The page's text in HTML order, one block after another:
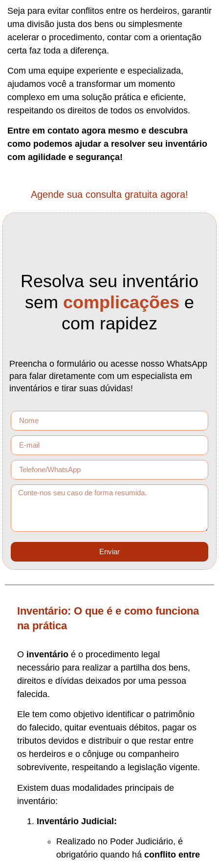
Seja para evitar conflitos entre os herdeiros, garantir
uma divisão justa dos bens ou simplesmente
acelerar o procedimento, contar com a orientação
certa faz toda a diferença.
Com uma equipe experiente e especializada,
ajudamos você a transformar um momento
complexo em uma solução prática e eficiente,
respeitando os direitos de todos os envolvidos.
Entre em contato agora mesmo e descubra
como podemos ajudar a resolver seu inventário
com agilidade e segurança!
Agende sua consulta gratuita agora!
Resolva seu inventário
sem complicações e
com rapidez
Preencha o formulário ou acesse nosso WhatsApp
para falar diretamente com um especialista em
inventários e tirar suas dúvidas!
Enviar
Inventário: O que é e como funciona
na prática
O inventário é o procedimento legal
necessário para realizar a partilha dos bens,
direitos e dívidas deixados por uma pessoa
falecida.
Ele tem como objetivo identificar o patrimônio
do falecido, quitar eventuais débitos, pagar os
tributos devidos e distribuir o que restar entre
os herdeiros e o cônjuge ou companheiro
sobrevivente, respeitando a legislação vigente.
Existem duas modalidades principais de
inventário:
Inventário Judicial:
Realizado no Poder Judiciário, é
obrigatório quando há conflito entre